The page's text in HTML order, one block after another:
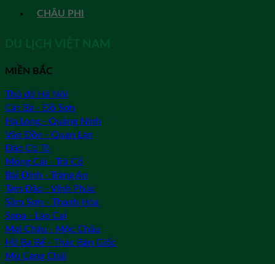
CHÂU PHI
DU LỊCH VIỆT NAM
MIỀN BẮC
Thủ đô Hà Nội
Cát Bà - Đồ Sơn
Hạ Long - Quảng Ninh
Vân Đồn - Quan Lạn
Đảo Cô Tô
Móng Cái - Trà Cổ
Bái Đính - Tràng An
Tam Đảo - Vĩnh Phúc
Sầm Sơn - Thanh Hóa
Sapa - Lào Cai
Mai Châu - Mộc Châu
Hồ Ba Bể - Thác Bản Giốc
Mù Cang Chải